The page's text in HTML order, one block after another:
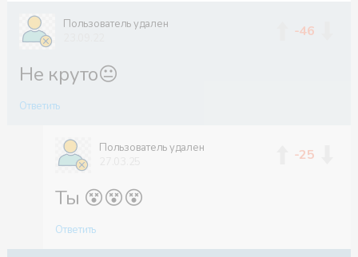
Пользователь удален
-46
Не круто😐
Ответить
Пользователь удален
-25
Ты 😵😵😵
Ответить